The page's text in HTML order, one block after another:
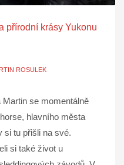
přírodní krásy Yukonu
ROSULEK
se momentálně
hlavního města
si tu přišli na své.
si také život u